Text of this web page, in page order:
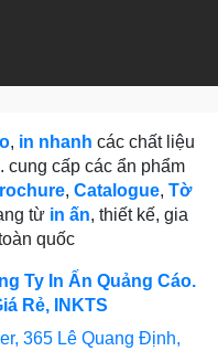
, in nhanh các chất liệu
cung cấp các ẩn phẩm
, Catalogue, Tờ
từ in ấn, thiết kế, gia
quốc
Ty In Ấn Quảng Cáo.
Rẻ, INKTS
365 Lê Quang Định,